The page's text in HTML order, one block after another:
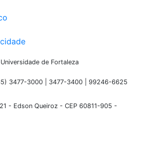
de Fortaleza
3477-3000 | 3477-3400 | 99246-6625
- Edson Queiroz - CEP 60811-905 -